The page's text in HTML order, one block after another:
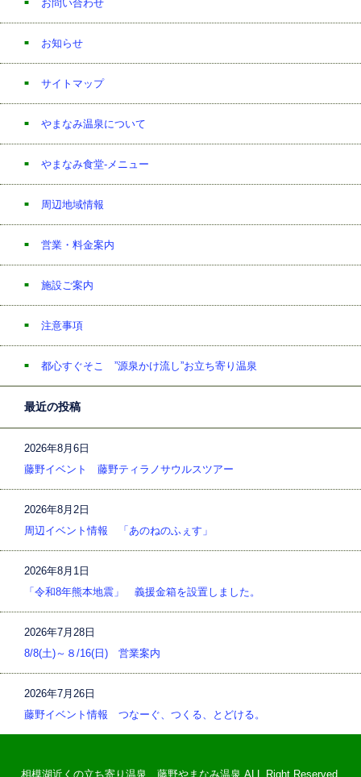
お問い合わせ
お知らせ
サイトマップ
やまなみ温泉について
やまなみ食堂-メニュー
周辺地域情報
営業・料金案内
施設ご案内
注意事項
都心すぐそこ ”源泉かけ流し”お立ち寄り温泉
最近の投稿
2026年8月6日
藤野イベント 藤野ティラノサウルスツアー
2026年8月2日
周辺イベント情報 「あのねのふぇす」
2026年8月1日
「令和8年熊本地震」 義援金箱を設置しました。
2026年7月28日
8/8(土)～８/16(日) 営業案内
2026年7月26日
藤野イベント情報 つなーぐ、つくる、とどける。
相模湖近くの立ち寄り温泉 藤野やまなみ温泉 ALL Right Reserved.